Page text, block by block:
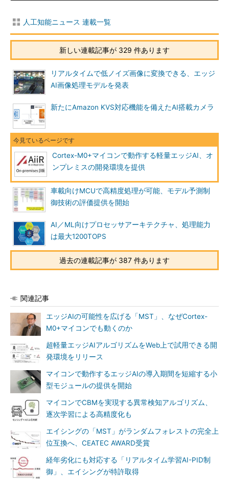
人工知能ニュース 連載一覧
新しい連載記事が 329 件あります
リアルタイムで低ノイズ画像に変換できる、エッジ
AI画像処理モデルを発表
新たにAmazon KVS対応機能を備えたAI搭載カメラ
Cortex-M0+マイコンで動作する軽量エッジAI、オ
ンプレミスの開発環境を提供
車載向けMCUで高精度処理が可能、モデル予測制
御技術の評価提供を開始
AI／ML向けプロセッサアーキテクチャ、処理能力
は最大1200TOPS
過去の連載記事が 387 件あります
関連記事
エッジAIの可能性を広げる「MST」、なぜCortex-
M0+マイコンでも動くのか
超軽量エッジAIアルゴリズムをWeb上で試用できる開
発環境をリリース
マイコンで動作するエッジAIの導入期間を短縮する小
型モジュールの提供を開始
マイコンでCBMを実現する異常検知アルゴリズム、
逐次学習による高精度化も
エイシングの「MST」がランダムフォレストの完全上
位互換へ、CEATEC AWARD受賞
経年劣化にも対応する「リアルタイム学習AI-PID制
御」、エイシングが特許取得